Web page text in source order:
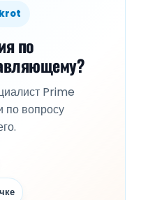
по
Prime
по вопросу